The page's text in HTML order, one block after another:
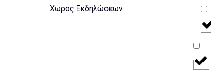
Χώρος Εκδηλώσεων